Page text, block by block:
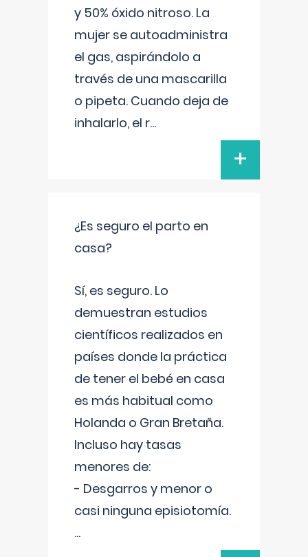
y 50% óxido nitroso. La
mujer se autoadministra
el gas, aspirándolo a
través de una mascarilla
o pipeta. Cuando deja de
inhalarlo, el r...
+
¿Es seguro el parto en
casa?
Sí, es seguro. Lo
demuestran estudios
científicos realizados en
países donde la práctica
de tener el bebé en casa
es más habitual como
Holanda o Gran Bretaña.
Incluso hay tasas
menores de:
- Desgarros y menor o
casi ninguna episiotomía.
...